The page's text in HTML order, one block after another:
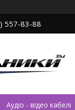
557-83-88
Аудiо - вiдео кабелi